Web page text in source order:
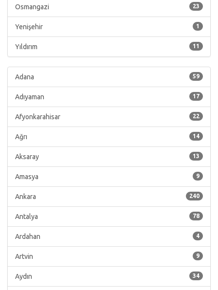
23
Osmangazi
1
Yenişehir
11
Yıldırım
59
Adana
17
Adıyaman
22
Afyonkarahisar
14
Ağrı
13
Aksaray
9
Amasya
240
Ankara
78
Antalya
4
Ardahan
9
Artvin
34
Aydın